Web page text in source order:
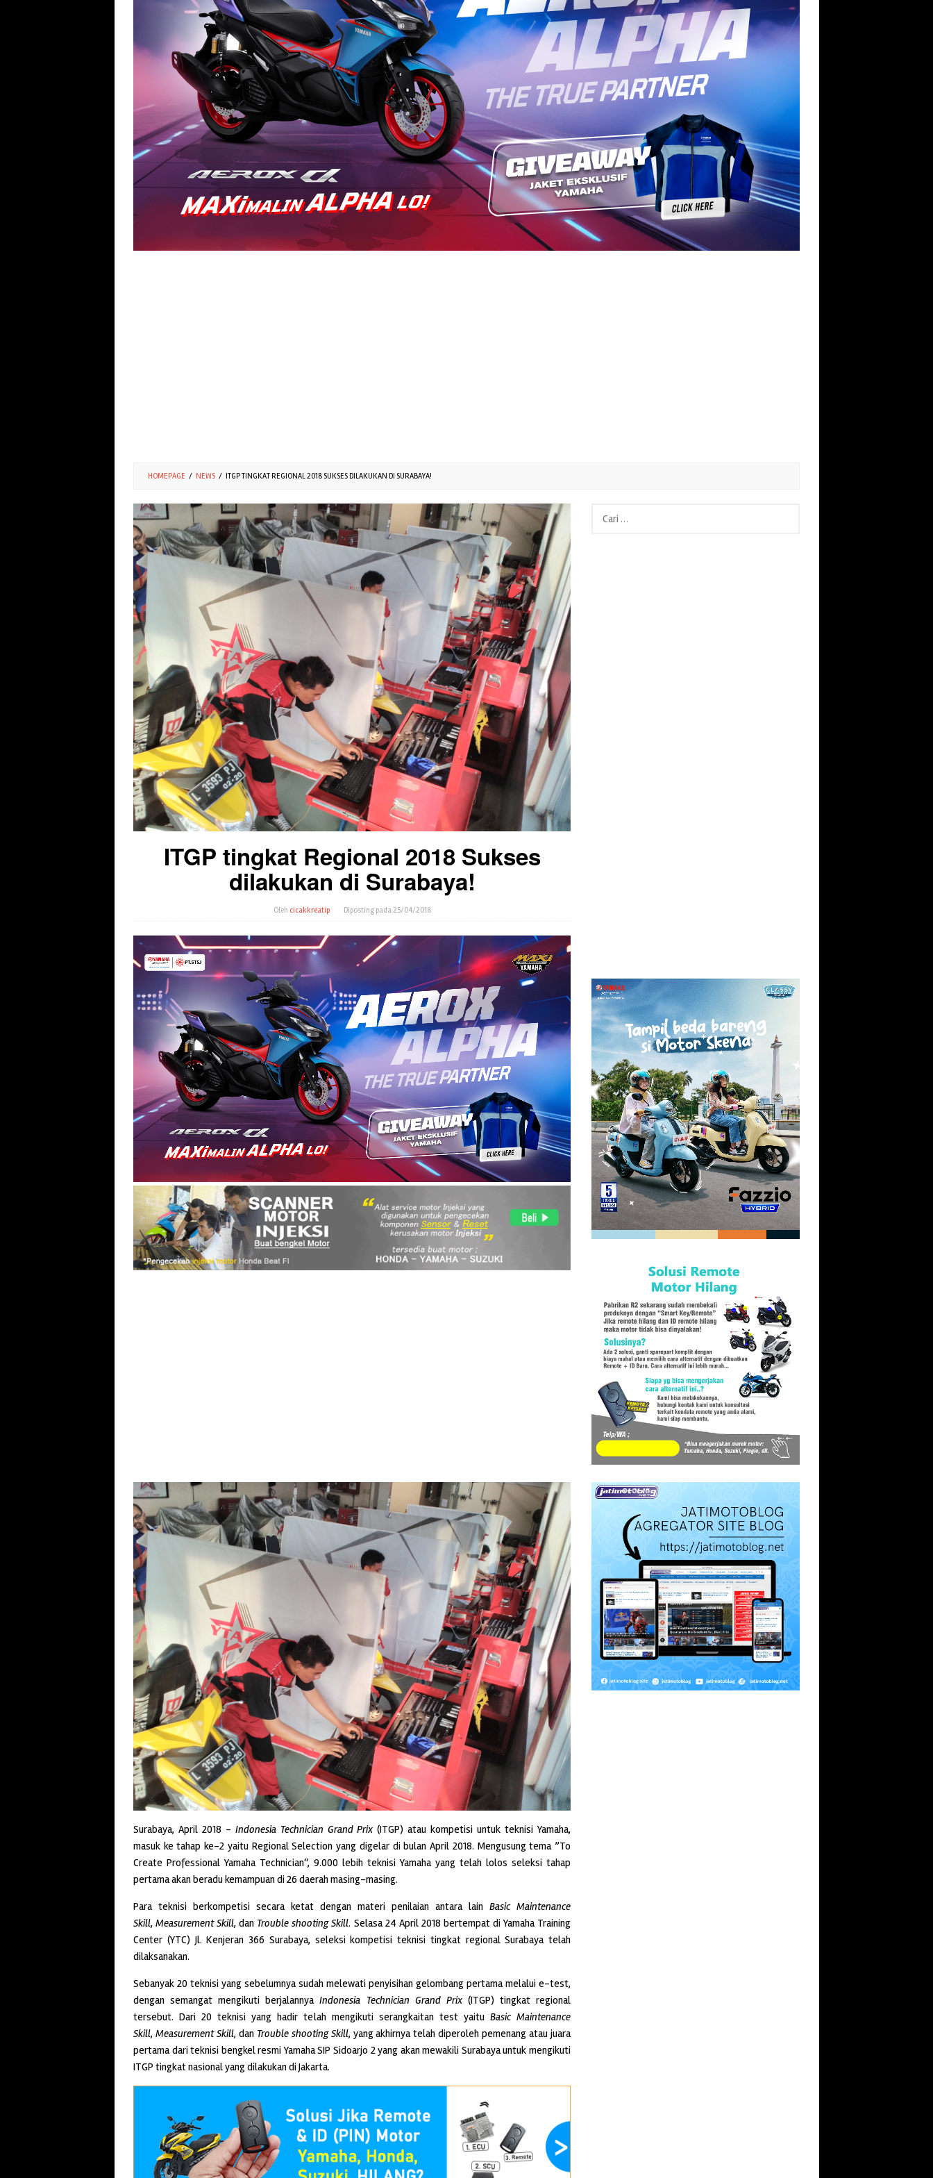
HOMEPAGE / NEWS / ITGP TINGKAT REGIONAL 2018 SUKSES DILAKUKAN DI SURABAYA!
ITGP tingkat Regional 2018 Sukses
dilakukan di Surabaya!
Oleh cicakkreatip Diposting pada25/04/2018
Surabaya, April 2018 – Indonesia Technician Grand Prix (ITGP) atau kompetisi untuk teknisi Yamaha,
masuk ke tahap ke-2 yaitu Regional Selection yang digelar di bulan April 2018. Mengusung tema ”To
Create Professional Yamaha Technician“, 9.000 lebih teknisi Yamaha yang telah lolos seleksi tahap
pertama akan beradu kemampuan di 26 daerah masing-masing.
Para teknisi berkompetisi secara ketat dengan materi penilaian antara lain Basic Maintenance
Skill,Measurement Skill, dan Trouble shooting Skill. Selasa 24 April 2018 bertempat di Yamaha Training
Center (YTC) Jl. Kenjeran 366 Surabaya, seleksi kompetisi teknisi tingkat regional Surabaya telah
dilaksanakan.
Sebanyak 20 teknisi yang sebelumnya sudah melewati penyisihan gelombang pertama melalui e-test,
dengan semangat mengikuti berjalannyaIndonesia Technician Grand Prix(ITGP) tingkat regional
tersebut. Dari 20 teknisi yang hadir telah mengikuti serangkaitan test yaitu Basic Maintenance
Skill, Measurement Skill, dan Trouble shooting Skill, yang akhirnya telah diperoleh pemenang atau juara
pertama dari teknisi bengkel resmi Yamaha SIP Sidoarjo 2 yang akan mewakili Surabaya untuk mengikuti
ITGP tingkat nasional yang dilakukan di Jakarta.